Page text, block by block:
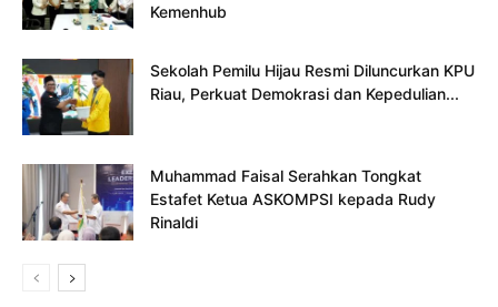
Kemenhub
Sekolah Pemilu Hijau Resmi Diluncurkan KPU
Riau, Perkuat Demokrasi dan Kepedulian...
Muhammad Faisal Serahkan Tongkat
Estafet Ketua ASKOMPSI kepada Rudy
Rinaldi